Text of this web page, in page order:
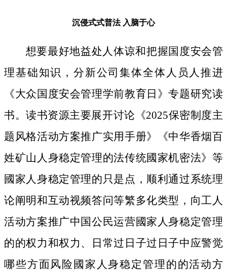
沉侵式式普法 入脑于心
想要最好地益处人体谅和把握国度安会管
理基础知识，分新公司集体全体人员人推进
《大众国度安会管理学前教育日》专题研究读
书。读书资源主要展开讨论《2025保密制度主
题风格活动方案推广实用手册》《中华香烟百
姓矿山人身稳定管理的法传统國家机密法》等
國家人身稳定管理的只是点，顺利通过系统理
论阐明和互动视频答问等繁多化类型，向工人
活动方案推广中国公民运营國家人身稳定管理
的的权力和权力、日常过日子过日子中应警觉
哪些方面风险國家人身稳定管理的的活动方